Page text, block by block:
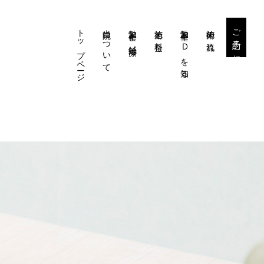
トップページ 当院について 勃起不全と鍼治療 施術と料金 勃起不全・EDを知る 施術の流れ ご予約・ご相談